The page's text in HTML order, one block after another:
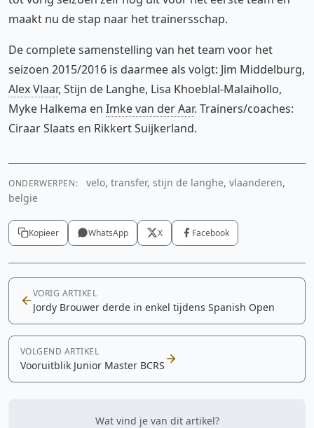
maakt nu de stap naar het trainersschap.
De complete samenstelling van het team voor het
seizoen 2015/2016 is daarmee als volgt: Jim Middelburg,
Alex Vlaar, Stijn de Langhe, Lisa Khoeblal-Malaihollo,
Myke Halkema en Imke van der Aar. Trainers/coaches:
Ciraar Slaats en Rikkert Suijkerland.
ONDERWERPEN:
velo, transfer, stijn de langhe, vlaanderen,
belgie
Kopieer WhatsApp X Facebook
VORIG ARTIKEL
Jordy Brouwer derde in enkel tijdens Spanish Open
VOLGEND ARTIKEL
Vooruitblik Junior Master BCRS
Wat vind je van dit artikel?